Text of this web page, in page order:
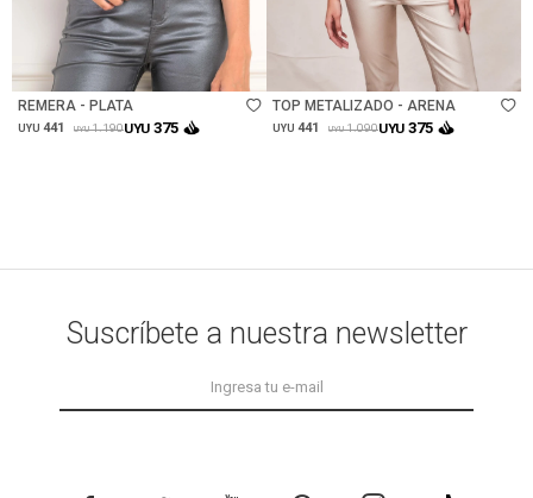
Talle
REMERA - PLATA
UYU 441 UYU 1.190UYU 375
TOP METALIZADO - ARENA
UYU 441 UYU 1.090UYU 375
Suscríbete a nuestra newsletter